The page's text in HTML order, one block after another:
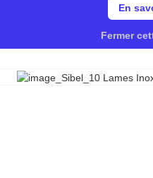
En
Fermer